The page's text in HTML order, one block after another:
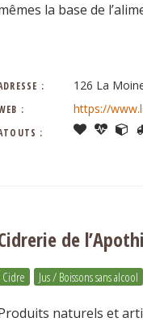
la base de
: 126 La
: https://
:
de
Cidre Jus / Boissons sans alcool
naturels et